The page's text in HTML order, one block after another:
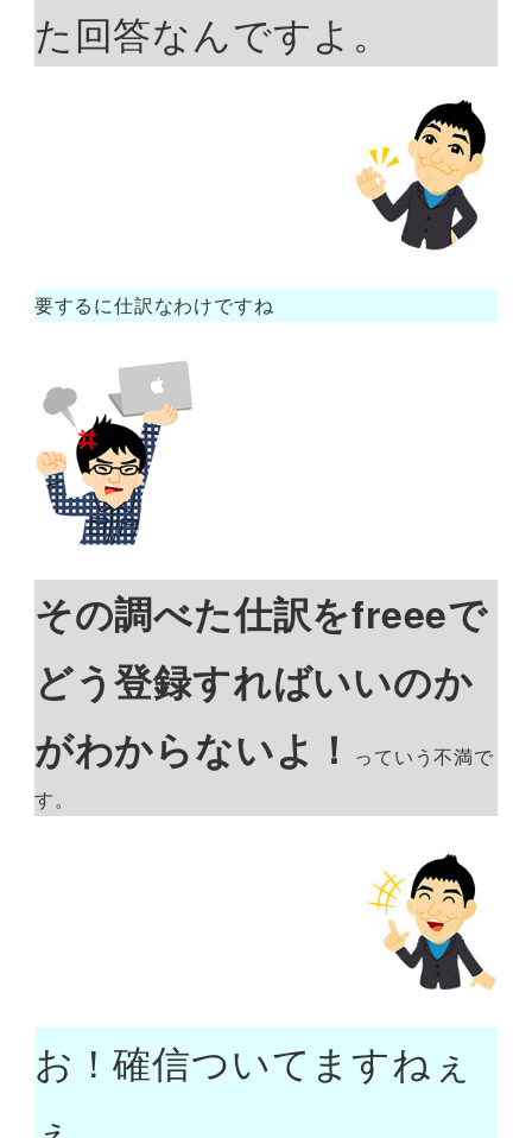
た回答なんですよ。
要するに仕訳なわけですね
その調べた仕訳をfreeeで
どう登録すればいいのか
がわからないよ！
っていう不満で
す。
お！確信ついてますねぇ